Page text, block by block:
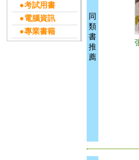
●考試用書
●電腦資訊
●專業書籍
同
類
書
推
薦